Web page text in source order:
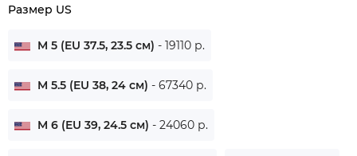
Размер US
M 5 (EU 37.5, 23.5 см) - 19110 р.
M 5.5 (EU 38, 24 см) - 67340 р.
M 6 (EU 39, 24.5 см) - 24060 р.